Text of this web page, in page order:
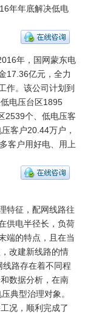
年年底解决低电
年，国网蒙东电
17.36亿元，全力
作。该公司计划到
电压台区1895
2539个、低电压客
客户20.44万户，
客户用好电、用上
特征，配网线路往
供电半径长，负荷
端的特点，且在当
改建新线路的情
路存在着不同程
数据分析，在南
典型治理对象。
况，顺利完成了